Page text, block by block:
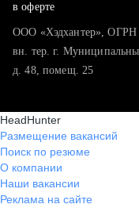
в оферте
ООО «Хэдхантер», ОГРН
вн. тер. г.
д. 48, помещ. 25
HeadHunter
Размещение вакансий
Поиск по резюме
О компании
Наши вакансии
Реклама на сайте